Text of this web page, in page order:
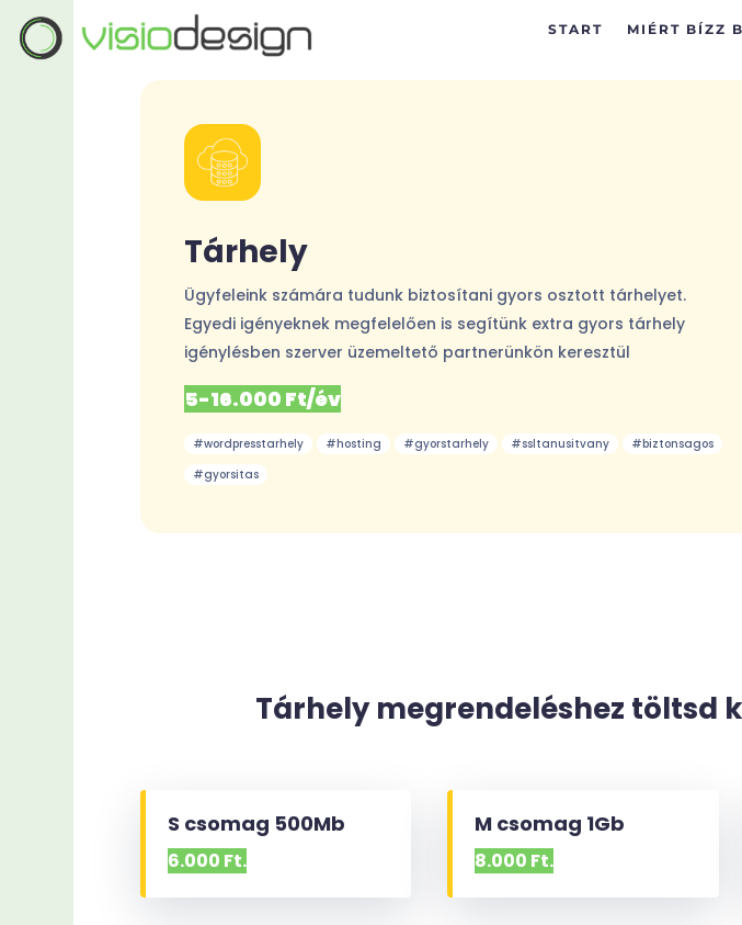
START MIÉRT BÍZZ
Tárhely
Ügyfeleink számára tudunk biztosítani gyors osztott tárhelyet.
Egyedi igényeknek megfelelően is segítünk extra gyors tárhely
igénylésben szerver üzemeltető partnerünkön keresztül
5-16.000 Ft/év
#wordpresstarhely #hosting #gyorstarhely #ssltanusitvany
#biztonsagos
#gyorsitas
Tárhely megrendeléshez töltsd
S csomag 500Mb
6.000 Ft.
M csomag 1Gb
8.000 Ft.